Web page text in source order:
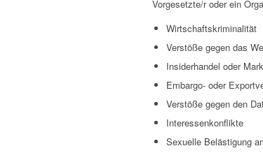
Vorgesetzte/r oder ein
Wirtschaftskriminalität
Verstöße gegen das
Insiderhandel oder
Embargo- oder
Verstöße gegen den
Interessenkonflikte
Sexuelle Belästigung